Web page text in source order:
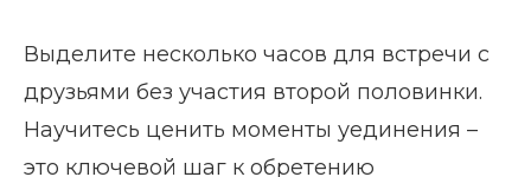
Выделите несколько часов для встречи с
друзьями без участия второй половинки.
Научитесь ценить моменты уединения –
это ключевой шаг к обретению